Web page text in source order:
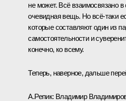
не может. Всё взаимосвязано
очевидная вещь. Но всё-таки
которые составляют один из
самостоятельности и
конечно, ко всему.
Теперь, наверное, дальше
А.Репик: Владимир